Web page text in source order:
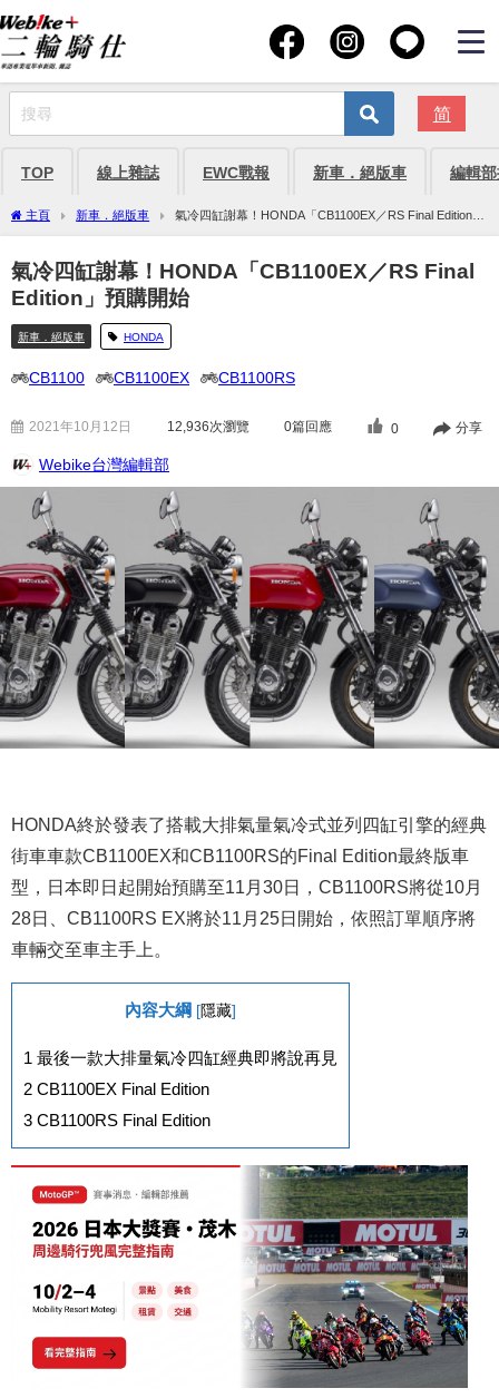
简
TOP 線上雜誌 EWC戰報 新車．絕版車 編輯
主頁 新車．絕版車
氣冷四缸謝幕！HONDA「CB1100EX／RS Final Edition」
預購開始
氣冷四缸謝幕！HONDA「CB1100EX／RS Final
Edition」預購開始
新車．絕版車 HONDA
CB1100 CB1100EX CB1100RS
2021年10月12日 12,936次瀏覽 0篇回應 0 分享
Webike台灣編輯部
HONDA終於發表了搭載大排氣量氣冷式並列四缸引擎的經典
街車車款CB1100EX和CB1100RS的Final Edition最終版車
型，日本即日起開始預購至11月30日，CB1100RS將從10月
28日、CB1100RS EX將於11月25日開始，依照訂單順序將
車輛交至車主手上。
內容大綱 [隱藏]
1 最後一款大排量氣冷四缸經典即將說再見
2 CB1100EX Final Edition
3 CB1100RS Final Edition